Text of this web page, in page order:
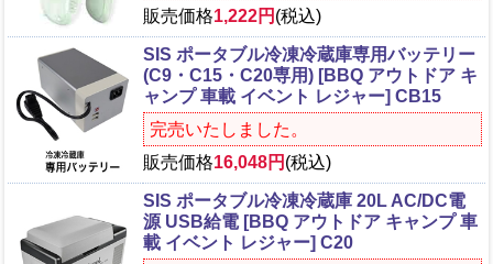
販売価格1,222円 (税込)
SIS ポータブル冷凍冷蔵庫専用バッテリー
(C9・C15・C20専用) [BBQ アウトドア キ
ャンプ 車載 イベント レジャー] CB15
完売いたしました。
販売価格16,048円 (税込)
SIS ポータブル冷凍冷蔵庫 20L AC/DC電
源 USB給電 [BBQ アウトドア キャンプ 車
載 イベント レジャー] C20